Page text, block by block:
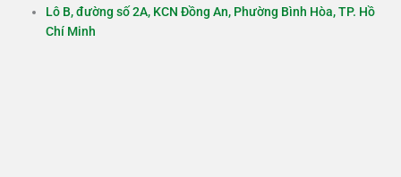
Lô B, đường số 2A, KCN Đồng An, Phường Bình Hòa, TP. Hồ
Chí Minh